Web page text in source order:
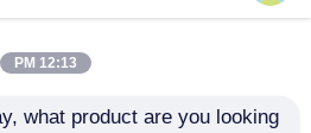
اطلب اقتباس
40CH G652D 0 ~
12:13 PM
what product are you looking